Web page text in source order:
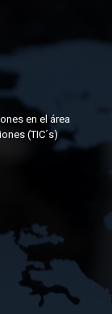
en el área
(TIC´s)